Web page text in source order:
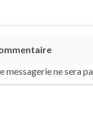
messagerie ne sera